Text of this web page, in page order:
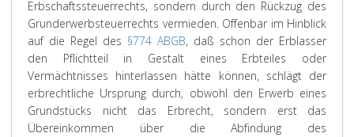
Erbschaftssteuerrechts, sondern durch den Rückzug des
Grunderwerbsteuerrechts vermieden. Offenbar im Hinblick
auf die Regel des §774 ABGB, daß schon der Erblasser
den Pflichtteil in Gestalt eines Erbteiles oder
Vermächtnisses hinterlassen hätte können, schlägt der
erbrechtliche Ursprung durch, obwohl den Erwerb eines
Grundstücks nicht das Erbrecht, sondern erst das
Übereinkommen über die Abfindung des